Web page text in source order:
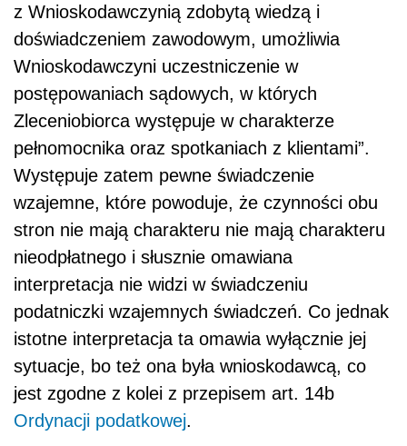
z Wnioskodawczynią zdobytą wiedzą i
doświadczeniem zawodowym, umożliwia
Wnioskodawczyni uczestniczenie w
postępowaniach sądowych, w których
Zleceniobiorca występuje w charakterze
pełnomocnika oraz spotkaniach z klientami”.
Występuje zatem pewne świadczenie
wzajemne, które powoduje, że czynności obu
stron nie mają charakteru nie mają charakteru
nieodpłatnego i słusznie omawiana
interpretacja nie widzi w świadczeniu
podatniczki wzajemnych świadczeń. Co jednak
istotne interpretacja ta omawia wyłącznie jej
sytuacje, bo też ona była wnioskodawcą, co
jest zgodne z kolei z przepisem art. 14b
Ordynacji podatkowej.